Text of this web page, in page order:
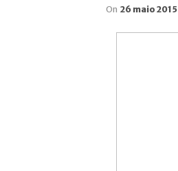
On 26 maio 2015